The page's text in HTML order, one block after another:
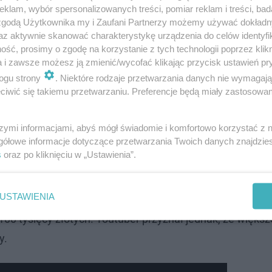
takie zarobki są bardzo nieregularne i wszystko
klient oraz od tego, ile pracy muszą włożyć w
influencera. Przeważnie kwoty oscylują w
biorą nawet 100 tys. zł!
zasilają ogromne kwoty. Pomimo ogromnych
zostaje jej teraz około 150 tysięcy złotych.
tysięcy złotych. Youtuber przyznał jednak, że
wybór spersonalizowanych treści, pomiar reklam i treści,
Użytkownika my i Zaufani Partnerzy możemy używać
aktywnie skanować charakterystykę urządzenia do celów
prosimy o zgodę na korzystanie z tych technologii poprzez
i zawsze możesz ją zmienić/wycofać klikając przycisk ustawień
strony
. Niektóre rodzaje przetwarzania danych nie
się takiemu przetwarzaniu. Preferencje będą miały
informacjami, abyś mógł świadomie i komfortowo korzystać z
informacje dotyczące przetwarzania Twoich danych
oraz po kliknięciu w „Ustawienia”.
USTAWIENIA